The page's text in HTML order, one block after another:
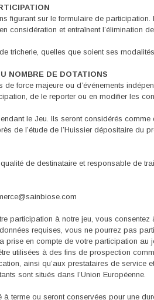
figurant sur le formulaire de
considération et entraînent l’élimination
tricherie, quelles que soient ses
NOMBRE DE DOTATIONS
force majeure ou d’événements
de le reporter ou en modifier les
le Jeu. Ils seront considérés
de l’étude de l’Huissier dépositaire du
de destinataire et responsable de
participation à notre jeu, vous
requises, vous ne pourrez pas
en compte de votre participation
utilisées à des fins de prospection
ainsi qu’aux prestataires de service
sont situés dans l’Union Européenne.
terme ou seront conservées pour une